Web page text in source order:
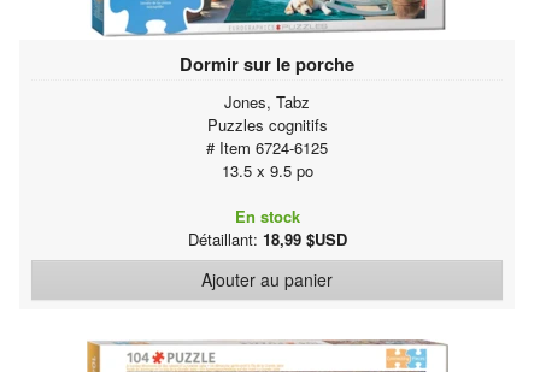
Dormir sur le porche
Jones, Tabz
Puzzles cognitifs
# Item 6724-6125
13.5 x 9.5 po
En stock
Détaillant: 18,99 $USD
Ajouter au panier